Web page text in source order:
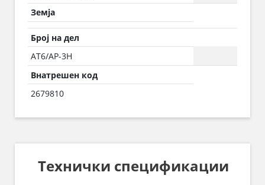
Земја
Број на дел
AT6/AP-3H
Внатрешен код
2679810
Технички спецификации